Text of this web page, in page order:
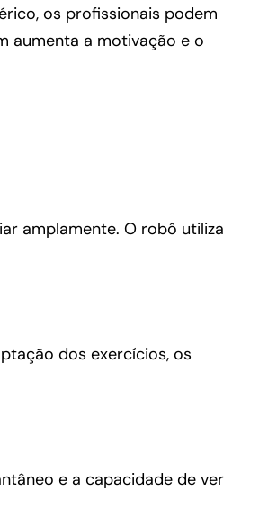
os profissionais podem
aumenta a motivação e o
amplamente. O robô utiliza
dos exercícios, os
e a capacidade de ver